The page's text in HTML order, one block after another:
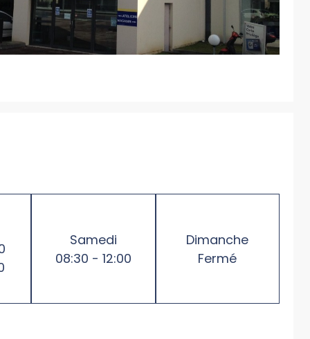
Samedi
08:30 - 12:00
Dimanche
Fermé